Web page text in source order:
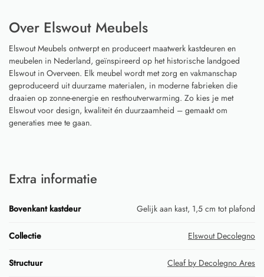
Over Elswout Meubels
Elswout Meubels ontwerpt en produceert maatwerk kastdeuren en
meubelen in Nederland, geïnspireerd op het historische landgoed
Elswout in Overveen. Elk meubel wordt met zorg en vakmanschap
geproduceerd uit duurzame materialen, in moderne fabrieken die
draaien op zonne-energie en resthoutverwarming. Zo kies je met
Elswout voor design, kwaliteit én duurzaamheid – gemaakt om
generaties mee te gaan.
Extra informatie
Bovenkant kastdeur Gelijk aan kast, 1,5 cm tot plafond
Collectie Elswout Decolegno
Structuur Cleaf by Decolegno Ares